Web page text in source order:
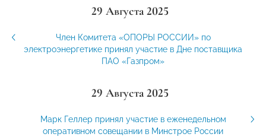
29 Августа 2025
Член Комитета «ОПОРЫ РОССИИ» по
электроэнергетике принял участие в Дне поставщика
ПАО «Газпром»
29 Августа 2025
Марк Геллер принял участие в еженедельном
оперативном совещании в Минстрое России